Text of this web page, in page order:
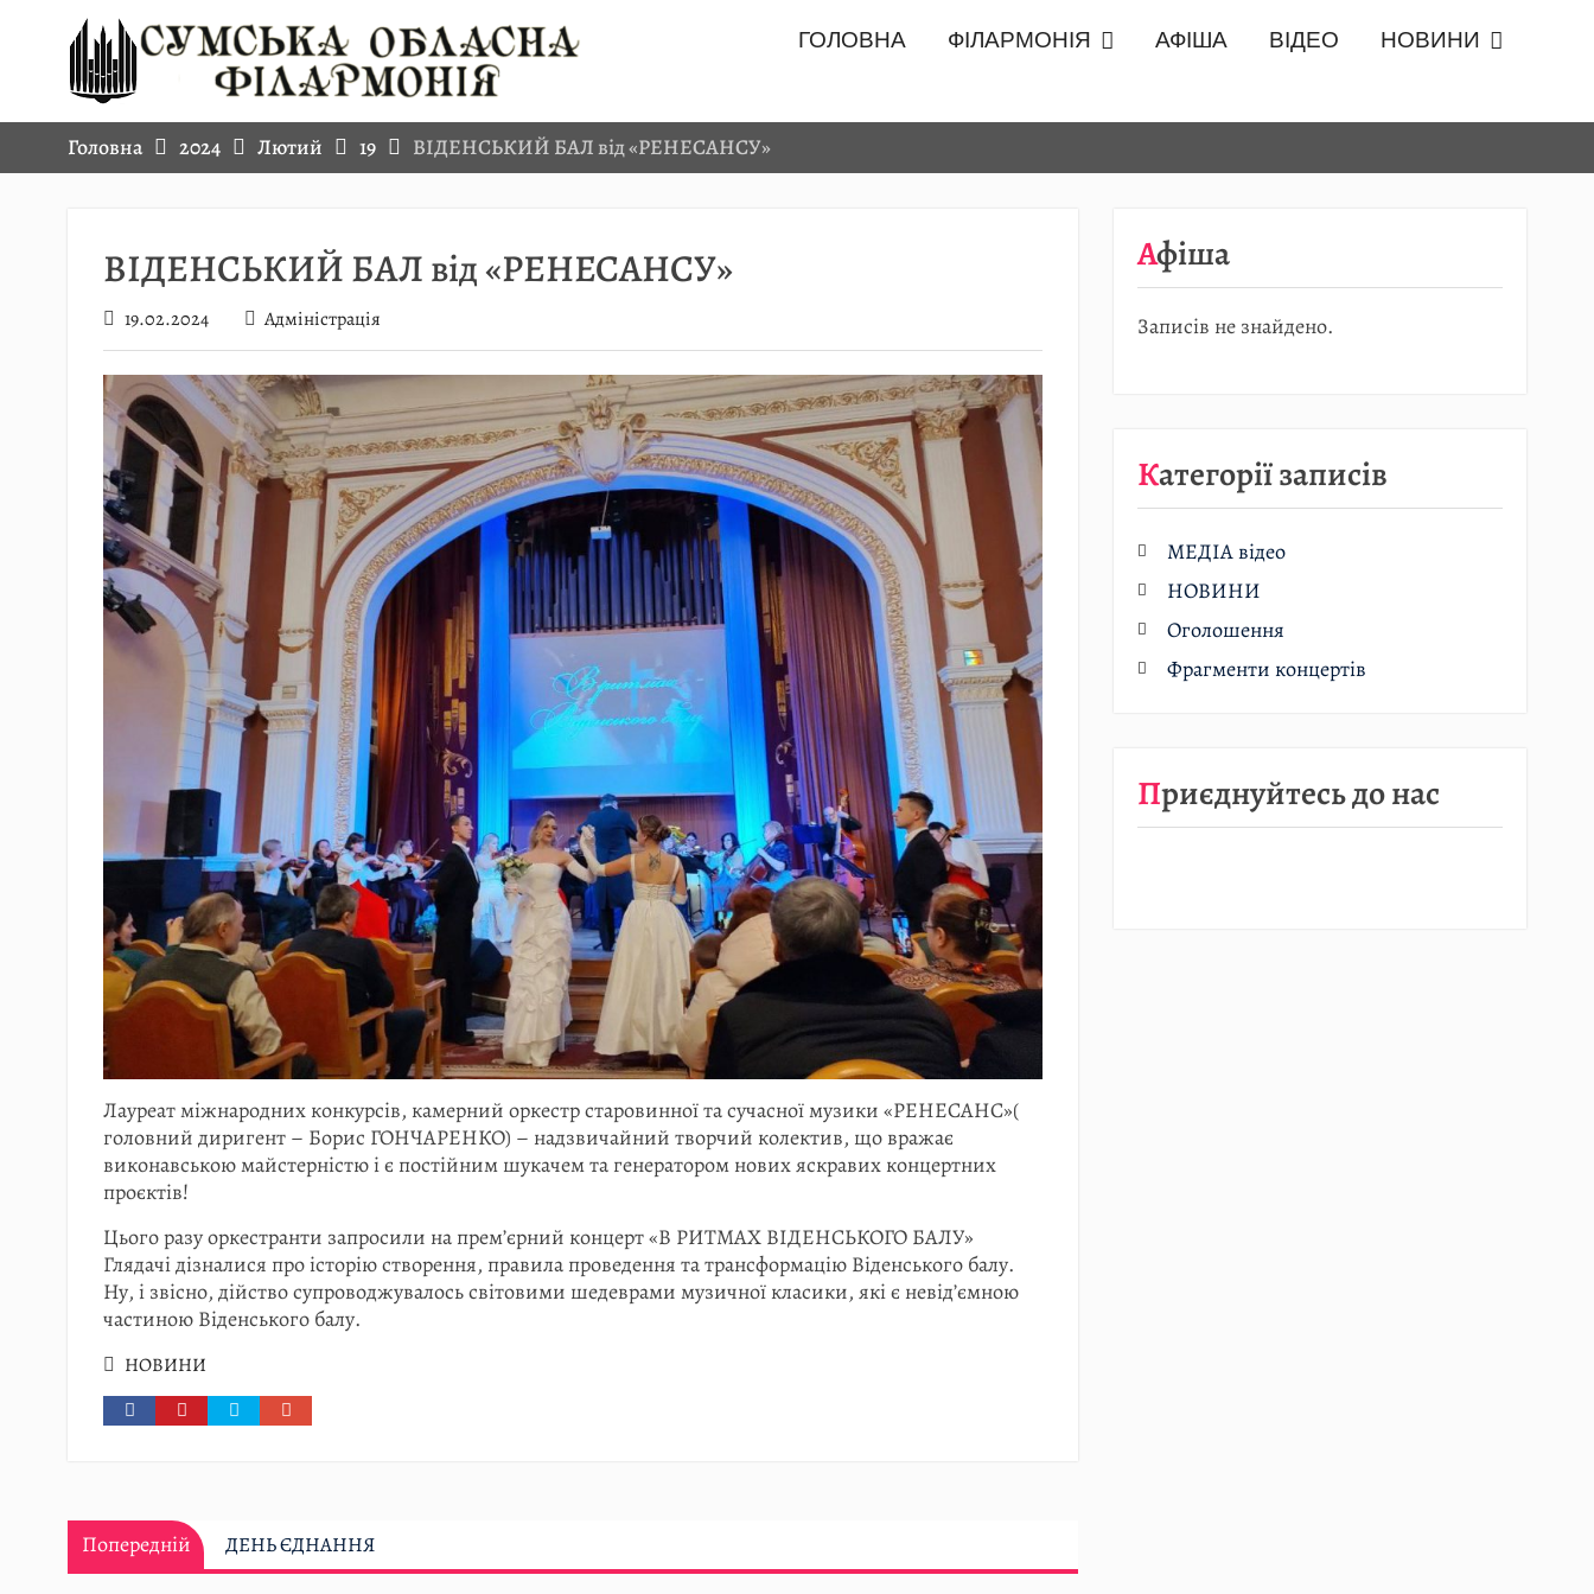
ГОЛОВНА ФІЛАРМОНІЯ АФІША ВІДЕО НОВИНИ
Головна 2024 Лютий 19 ВІДЕНСЬКИЙ БАЛ від «РЕНЕСАНСУ»
ВІДЕНСЬКИЙ БАЛ від «РЕНЕСАНСУ»
19.02.2024 Адміністрація
Лауреат міжнародних конкурсів, камерний оркестр старовинної та сучасної музики «РЕНЕСАНС»(
головний диригент – Борис ГОНЧАРЕНКО) – надзвичайний творчий колектив, що вражає
виконавською майстерністю і є постійним шукачем та генератором нових яскравих концертних
проєктів!
Цього разу оркестранти запросили на прем’єрний концерт «В РИТМАХ ВІДЕНСЬКОГО БАЛУ»
Глядачі дізналися про історію створення, правила проведення та трансформацію Віденського балу.
Ну, і звісно, дійство супроводжувалось світовими шедеврами музичної класики, які є невід’ємною
частиною Віденського балу.
НОВИНИ
Навігація
записів
Попередній Попередній:
ДЕНЬ ЄДНАННЯ
Афіша
Записів не знайдено.
Категорії записів
МЕДІА відео
НОВИНИ
Оголошення
Фрагменти концертів
Приєднуйтесь до нас